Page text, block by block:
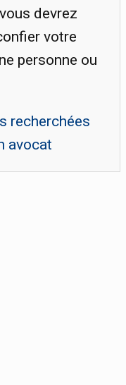
devrez
votre
personne ou
recherchées
avocat